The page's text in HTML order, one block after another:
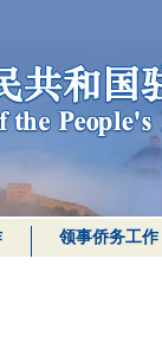
领事侨务工作